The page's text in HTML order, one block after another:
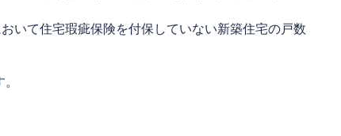
いて住宅瑕疵保険を付保していない新築住宅の戸数